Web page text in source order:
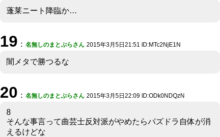
蓬莱ニート降臨か…
19 ： 名無しのまとぷらさん 2015年3月5日21:51 ID:MTc2NjE1N
闇メタで勝つるな
20 ： 名無しのまとぷらさん 2015年3月5日22:09 ID:ODk0NDQzN
8
そんな事言って曲芸士反対派がやめたらパズドラ自体が消
えるけどな